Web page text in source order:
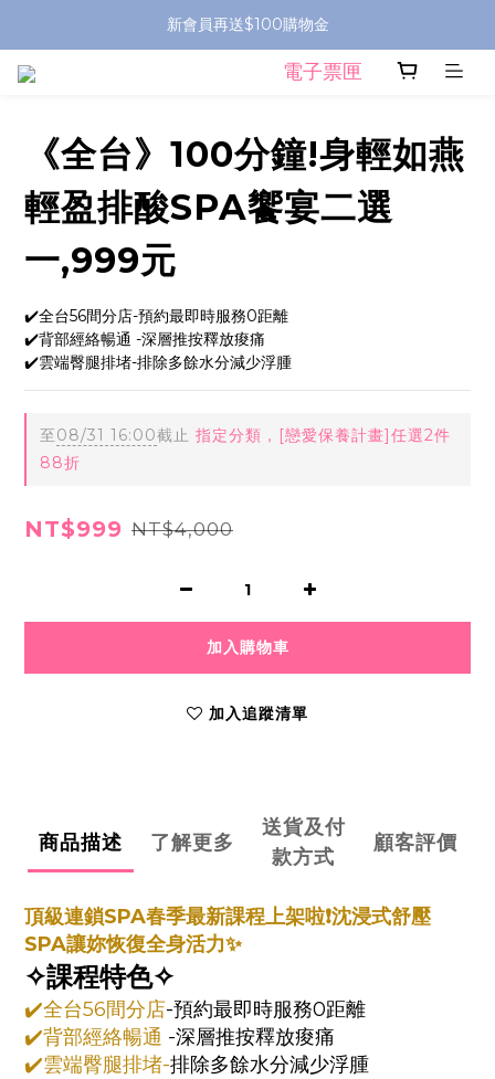
新會員再送$100購物金
電子票匣
《全台》100分鐘!身輕如燕
輕盈排酸SPA饗宴二選
一,999元
✔️全台56間分店-預約最即時服務0距離
✔️背部經絡暢通 -深層推按釋放痠痛
✔️雲端臀腿排堵-排除多餘水分減少浮腫
至08/31 16:00截止 指定分類，[戀愛保養計畫]任選2件
88折
NT$999 NT$4,000
加入購物車
加入追蹤清單
商品描述 了解更多
送貨及付
款方式
顧客評價
頂級連鎖SPA春季最新課程上架啦❗️沈浸式舒壓
SPA讓妳恢復全身活力✨
✧課程特色✧
✔️全台56間分店-預約最即時服務0距離
✔️背部經絡暢通 -深層推按釋放痠痛
✔️雲端臀腿排堵-排除多餘水分減少浮腫